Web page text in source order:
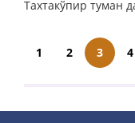
Тахтакўпир туман
1 2 3 4